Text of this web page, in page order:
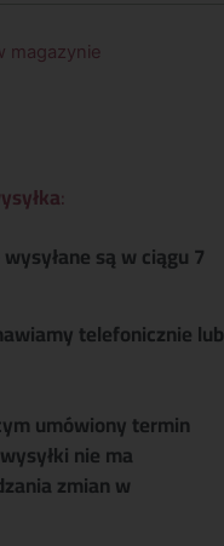
magazynie
:
są w ciągu 7
telefonicznie lub
umówiony termin
nie ma
zmian w